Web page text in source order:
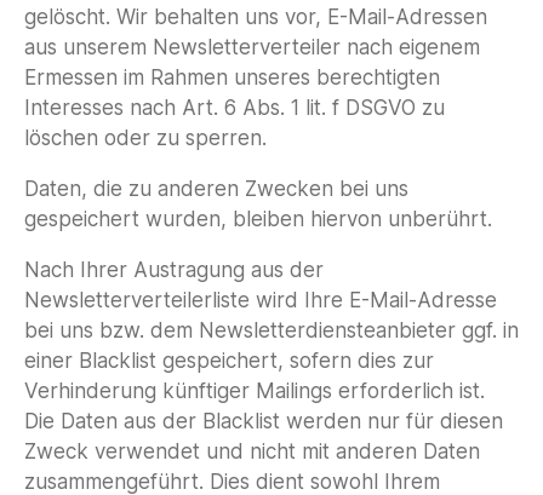
gelöscht. Wir behalten uns vor, E-Mail-Adressen
aus unserem Newsletterverteiler nach eigenem
Ermessen im Rahmen unseres berechtigten
Interesses nach Art. 6 Abs. 1 lit. f DSGVO zu
löschen oder zu sperren.
Daten, die zu anderen Zwecken bei uns
gespeichert wurden, bleiben hiervon unberührt.
Nach Ihrer Austragung aus der
Newsletterverteilerliste wird Ihre E-Mail-Adresse
bei uns bzw. dem Newsletterdiensteanbieter ggf. in
einer Blacklist gespeichert, sofern dies zur
Verhinderung künftiger Mailings erforderlich ist.
Die Daten aus der Blacklist werden nur für diesen
Zweck verwendet und nicht mit anderen Daten
zusammengeführt. Dies dient sowohl Ihrem